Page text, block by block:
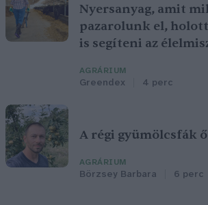
Nyersanyag, amit
pazarolunk el,
is segíteni az
AGRÁRIUM
Greendex 4 perc
A régi gyümölcsfák
AGRÁRIUM
Börzsey Barbara 6 perc